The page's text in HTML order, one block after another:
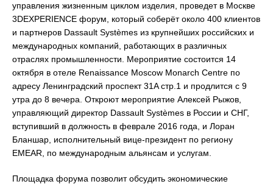
управления жизненным циклом изделия, проведет в Москве
3DEXPERIENCE форум, который соберёт около 400 клиентов
и партнеров Dassault Systèmes из крупнейших российских и
международных компаний, работающих в различных
отраслях промышленности. Мероприятие состоится 14
октября в отеле Renaissance Moscow Monarch Centre по
адресу Ленинградский проспект 31A стр.1 и продлится с 9
утра до 8 вечера. Откроют мероприятие Алексей Рыжов,
управляющий директор Dassault Systèmes в России и СНГ,
вступивший в должность в феврале 2016 года, и Лоран
Бланшар, исполнительный вице-президент по региону
EMEAR, по международным альянсам и услугам.
Площадка форума позволит обсудить экономические